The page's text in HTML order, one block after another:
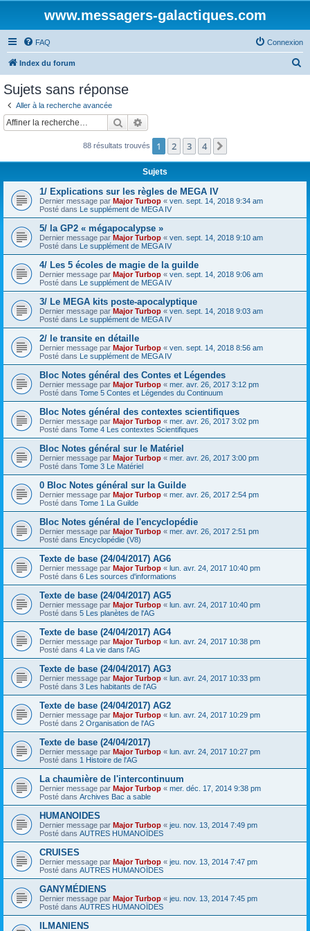
www.messagers-galactiques.com
FAQ Connexion
Index du forum
c
Sujets sans réponse
Aller à la recherche avancée
Rechercher
88 résultats trouvés 1 2 3 4
Sujets
1/ Explications sur les règles de MEGA IV
Dernier message par Major Turbop « ven. sept. 14, 2018 9:34 am
Posté dans Le supplément de MEGA IV
5/ la GP2 « mégapocalypse »
Dernier message par Major Turbop « ven. sept. 14, 2018 9:10 am
Posté dans Le supplément de MEGA IV
4/ Les 5 écoles de magie de la guilde
Dernier message par Major Turbop « ven. sept. 14, 2018 9:06 am
Posté dans Le supplément de MEGA IV
3/ Le MEGA kits poste-apocalyptique
Dernier message par Major Turbop « ven. sept. 14, 2018 9:03 am
Posté dans Le supplément de MEGA IV
2/ le transite en détaille
Dernier message par Major Turbop « ven. sept. 14, 2018 8:56 am
Posté dans Le supplément de MEGA IV
Bloc Notes général des Contes et Légendes
Dernier message par Major Turbop « mer. avr. 26, 2017 3:12 pm
Posté dans Tome 5 Contes et Légendes du Continuum
Bloc Notes général des contextes scientifiques
Dernier message par Major Turbop « mer. avr. 26, 2017 3:02 pm
Posté dans Tome 4 Les contextes Scientifiques
Bloc Notes général sur le Matériel
Dernier message par Major Turbop « mer. avr. 26, 2017 3:00 pm
Posté dans Tome 3 Le Matériel
0 Bloc Notes général sur la Guilde
Dernier message par Major Turbop « mer. avr. 26, 2017 2:54 pm
Posté dans Tome 1 La Guilde
Bloc Notes général de l'encyclopédie
Dernier message par Major Turbop « mer. avr. 26, 2017 2:51 pm
Posté dans Encyclopédie (V8)
Texte de base (24/04/2017) AG6
Dernier message par Major Turbop « lun. avr. 24, 2017 10:40 pm
Posté dans 6 Les sources d'informations
Texte de base (24/04/2017) AG5
Dernier message par Major Turbop « lun. avr. 24, 2017 10:40 pm
Posté dans 5 Les planètes de l'AG
Texte de base (24/04/2017) AG4
Dernier message par Major Turbop « lun. avr. 24, 2017 10:38 pm
Posté dans 4 La vie dans l'AG
Texte de base (24/04/2017) AG3
Dernier message par Major Turbop « lun. avr. 24, 2017 10:33 pm
Posté dans 3 Les habitants de l'AG
Texte de base (24/04/2017) AG2
Dernier message par Major Turbop « lun. avr. 24, 2017 10:29 pm
Posté dans 2 Organisation de l'AG
Texte de base (24/04/2017)
Dernier message par Major Turbop « lun. avr. 24, 2017 10:27 pm
Posté dans 1 Histoire de l'AG
La chaumière de l'intercontinuum
Dernier message par Major Turbop « mer. déc. 17, 2014 9:38 pm
Posté dans Archives Bac a sable
HUMANOIDES
Dernier message par Major Turbop « jeu. nov. 13, 2014 7:49 pm
Posté dans AUTRES HUMANOÏDES
CRUISES
Dernier message par Major Turbop « jeu. nov. 13, 2014 7:47 pm
Posté dans AUTRES HUMANOÏDES
GANYMÉDIENS
Dernier message par Major Turbop « jeu. nov. 13, 2014 7:45 pm
Posté dans AUTRES HUMANOÏDES
ILMANIENS